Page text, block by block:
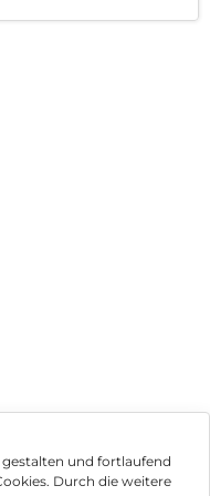
und fortlaufend
Durch die weitere